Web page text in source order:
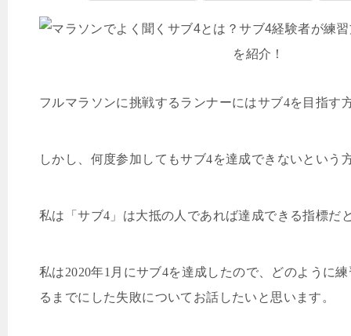
フルマラソンに挑戦するランナーにはサブ4を目指す
しかし、何度参加してもサブ4を達成できないという
私は「サブ4 」は大抵の人であれば達成できる指標だ
私は2020年1 月にサブ4を達成したので、どのように
るまでにした失敗についてお話したいと思います。